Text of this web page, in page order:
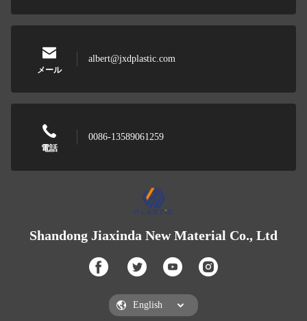
メール
albert@jxdplastic.com
電話
0086-13589061259
Shandong Jiaxinda New Material Co., Ltd